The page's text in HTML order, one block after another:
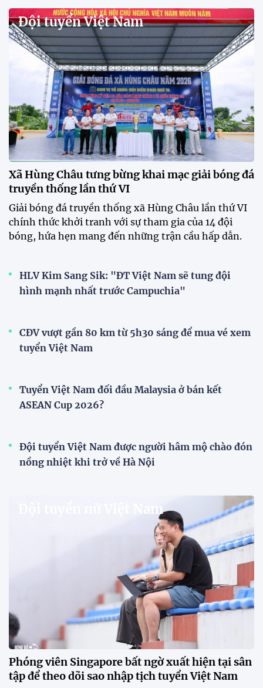
Đội tuyển Việt Nam
Xã Hùng Châu tưng bừng khai mạc giải bóng đá
truyền thống lần thứ VI
Giải bóng đá truyền thống xã Hùng Châu lần thứ VI
chính thức khởi tranh với sự tham gia của 14 đội
bóng, hứa hẹn mang đến những trận cầu hấp dẫn.
HLV Kim Sang Sik: "ĐT Việt Nam sẽ tung đội
hình mạnh nhất trước Campuchia"
CĐV vượt gần 80 km từ 5h30 sáng để mua vé xem
tuyển Việt Nam
Tuyển Việt Nam đối đầu Malaysia ở bán kết
ASEAN Cup 2026?
Đội tuyển Việt Nam được người hâm mộ chào đón
nồng nhiệt khi trở về Hà Nội
Đội tuyển nữ Việt Nam
Phóng viên Singapore bất ngờ xuất hiện tại sân
tập để theo dõi sao nhập tịch tuyển Việt Nam